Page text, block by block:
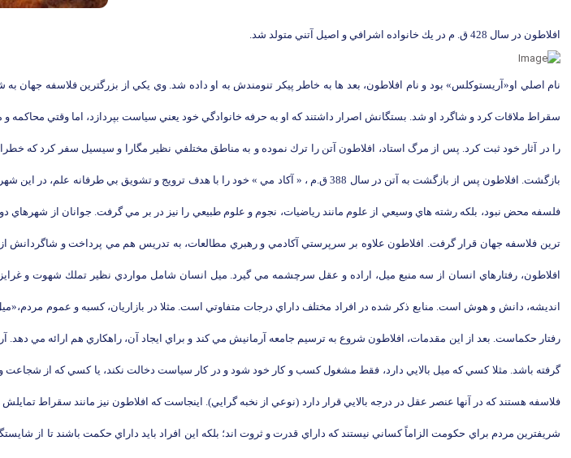
افلاطون در سال 428 ق. م در يك خانواده اشرافي و اصيل آتني متولد شد.
نام اصلي او«آريستوكلس» بود و نام افلاطون، بعد ها به خاطر پيكر تنومندش به او داده شد. وي يكي از بزرگترين فلاسفه
سقراط ملاقات كرد و شاگرد او شد. بستگانش اصرار داشتند كه او به حرفه خانوادگي خود يعني سياست بپردازد، اما وقتي
را در آثار خود ثبت كرد. پس از مرگ استاد، افلاطون آتن را ترك نموده و به مناطق مختلفي نظير مگارا و سيسيل سفر كرد كه
بازگشت. افلاطون پس از بازگشت به آتن در سال 388 ق.م ، « آكاد مي » خود را با هدف ترويج و
فلسفه محض نبود، بلكه رشته هاي وسيعي از علوم مانند رياضيات، نجوم و علوم طبيعي را نيز در بر مي گرفت. جوانان از شهرهاي
ترين فلاسفه جهان قرار گرفت. افلاطون علاوه بر سرپرستي آكادمي و رهبري مطالعات، به تدريس هم مي پرداخت و شاگردانش
افلاطون، رفتارهاي انسان از سه منبع ميل، اراده و عقل سرچشمه مي گيرد. ميل انسان شامل مواردي نظير تملك شهوت و
انديشه، دانش و هوش است. منابع ذكر شده در افراد مختلف داراي درجات متفاوتي است. مثلا در بازاريان، كسبه و عموم
رفتار حكماست. بعد از اين مقدمات، افلاطون شروع به ترسيم جامعه آرمانيش مي كند و براي ايجاد آن، راهكاري هم ارائه مي
گرفته باشد. مثلا كسي كه ميل بالايي دارد، فقط مشغول كسب و كار خود شود و در كار سياست دخالت نكند، يا كسي كه از
فلاسفه هستند كه در آنها عنصر عقل در درجه بالايي قرار دارد (نوعي از نخبه گرايي). اينجاست كه افلاطون نيز مانند سقراط
شريفترين مردم براي حكومت الزاماً كساني نيستند كه داراي قدرت و ثروت اند؛ بلكه اين افراد بايد داراي حكمت باشند تا از